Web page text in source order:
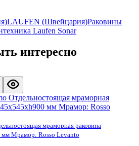
LAUFEN (Швейцария)Раковины
Laufen Sonar
интересно
мраморная раковина
Мрамор: Rosso Levanto